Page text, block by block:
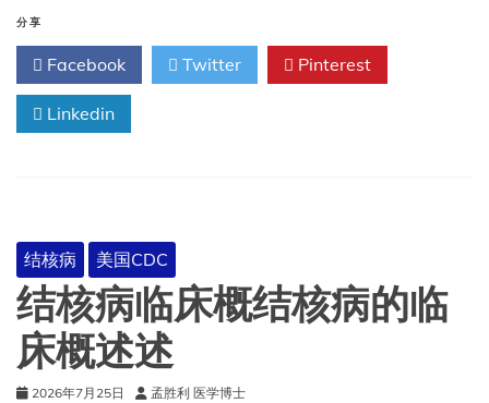
症
状
和
分享
Facebook Twitter Pinterest
Linkedin
结核病 美国CDC
结核病临床概结核病的临
床概述述
2026年7月25日 孟胜利 医学博士